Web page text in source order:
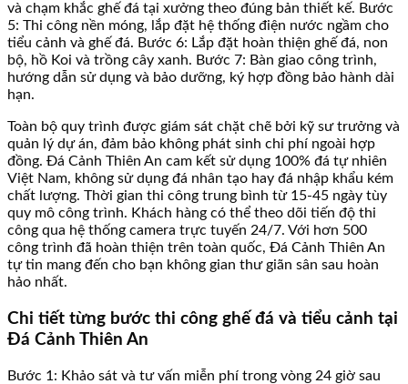
và chạm khắc ghế đá tại xưởng theo đúng bản thiết kế. Bước
5: Thi công nền móng, lắp đặt hệ thống điện nước ngầm cho
tiểu cảnh và ghế đá. Bước 6: Lắp đặt hoàn thiện ghế đá, non
bộ, hồ Koi và trồng cây xanh. Bước 7: Bàn giao công trình,
hướng dẫn sử dụng và bảo dưỡng, ký hợp đồng bảo hành dài
hạn.
Toàn bộ quy trình được giám sát chặt chẽ bởi kỹ sư trưởng và
quản lý dự án, đảm bảo không phát sinh chi phí ngoài hợp
đồng. Đá Cảnh Thiên An cam kết sử dụng 100% đá tự nhiên
Việt Nam, không sử dụng đá nhân tạo hay đá nhập khẩu kém
chất lượng. Thời gian thi công trung bình từ 15-45 ngày tùy
quy mô công trình. Khách hàng có thể theo dõi tiến độ thi
công qua hệ thống camera trực tuyến 24/7. Với hơn 500
công trình đã hoàn thiện trên toàn quốc, Đá Cảnh Thiên An
tự tin mang đến cho bạn không gian thư giãn sân sau hoàn
hảo nhất.
Chi tiết từng bước thi công ghế đá và tiểu cảnh tại
Đá Cảnh Thiên An
Bước 1: Khảo sát và tư vấn miễn phí trong vòng 24 giờ sau